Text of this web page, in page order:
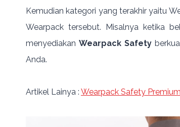
Kemudian kategori yang terakhir yaitu
Wearpack tersebut. Misalnya ketika
menyediakanWearpack Safety
Anda.
Artikel Lainya : Wearpack Safety Premium